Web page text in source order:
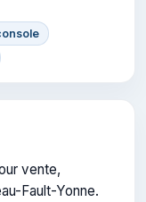
vente,
Fault-Yonne.